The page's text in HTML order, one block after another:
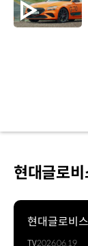
현대글로
현대글로비
TV2026.06.19